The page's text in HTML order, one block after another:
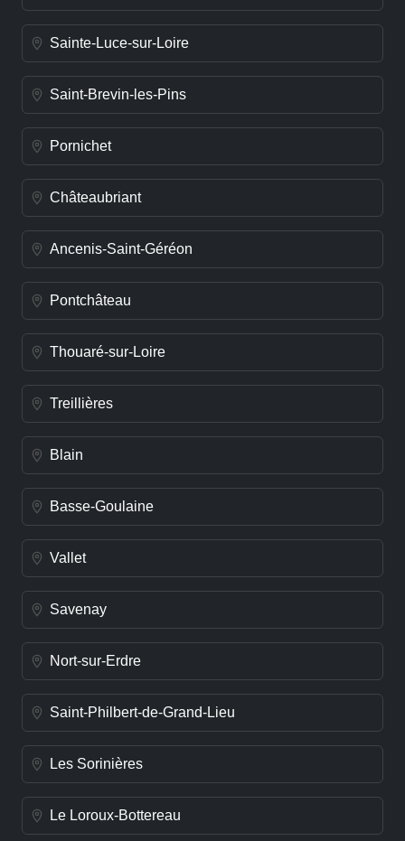
Sainte-Luce-sur-Loire
Saint-Brevin-les-Pins
Pornichet
Châteaubriant
Ancenis-Saint-Géréon
Pontchâteau
Thouaré-sur-Loire
Treillières
Blain
Basse-Goulaine
Vallet
Savenay
Nort-sur-Erdre
Saint-Philbert-de-Grand-Lieu
Les Sorinières
Le Loroux-Bottereau